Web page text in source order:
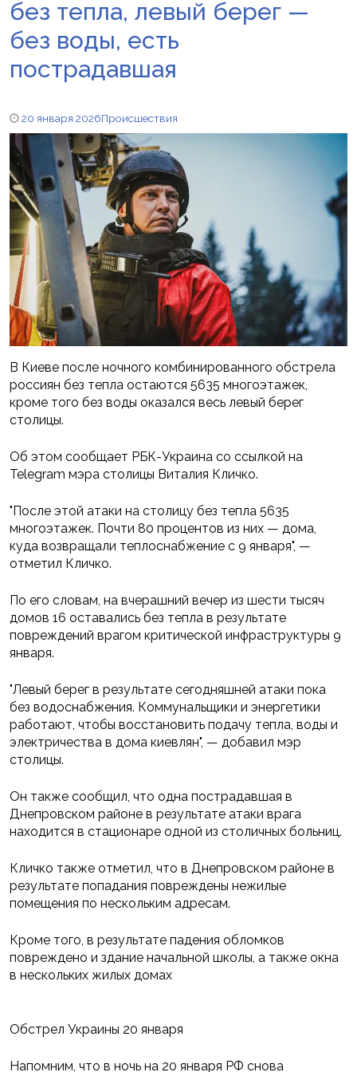
без тепла, левый берег —
без воды, есть
пострадавшая
20 января 2026Происшествия
В Киеве после ночного комбинированного обстрела
россиян без тепла остаются 5635 многоэтажек,
кроме того без воды оказался весь левый берег
столицы.
Об этом сообщает РБК-Украина со ссылкой на
Telegram мэра столицы Виталия Кличко.
"После этой атаки на столицу без тепла 5635
многоэтажек. Почти 80 процентов из них — дома,
куда возвращали теплоснабжение с 9 января", —
отметил Кличко.
По его словам, на вчерашний вечер из шести тысяч
домов 16 оставались без тепла в результате
повреждений врагом критической инфраструктуры 9
января.
"Левый берег в результате сегодняшней атаки пока
без водоснабжения. Коммунальщики и энергетики
работают, чтобы восстановить подачу тепла, воды и
электричества в дома киевлян", — добавил мэр
столицы.
Он также сообщил, что одна пострадавшая в
Днепровском районе в результате атаки врага
находится в стационаре одной из столичных больниц.
Кличко также отметил, что в Днепровском районе в
результате попадания повреждены нежилые
помещения по нескольким адресам.
Кроме того, в результате падения обломков
повреждено и здание начальной школы, а также окна
в нескольких жилых домах
Обстрел Украины 20 января
Напомним, что в ночь на 20 января РФ снова